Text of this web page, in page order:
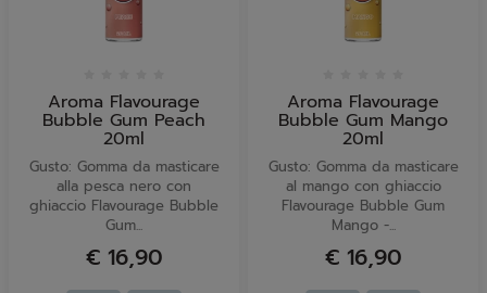
Aroma Flavourage
Bubble Gum Peach
20ml
Gusto: Gomma da masticare
alla pesca nero con
ghiaccio Flavourage Bubble
Gum...
€ 16,90
Aroma Flavourage
Bubble Gum Mango
20ml
Gusto: Gomma da masticare
al mango con ghiaccio
Flavourage Bubble Gum
Mango -...
€ 16,90